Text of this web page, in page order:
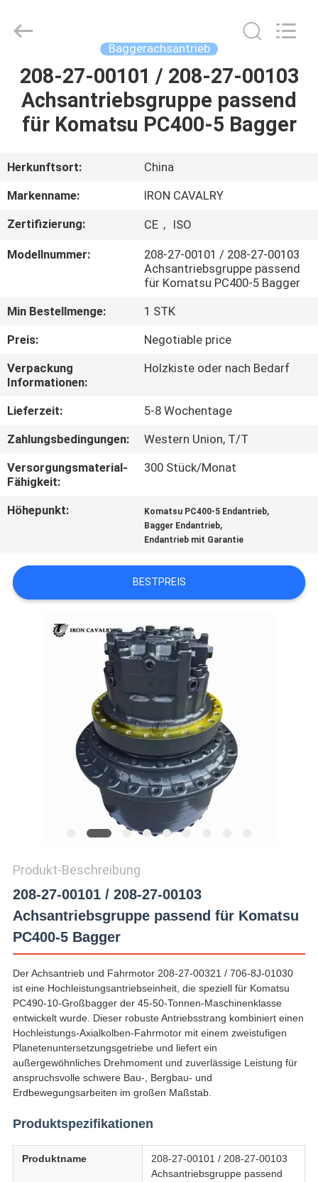
STARTSEITE
PRODUKTE
VIDEOS
SHOW
UNS
FABRIK
TOUR
QUALITÄTSKONTROLLE
KONTAKT
NACHRICHTEN
FÄLLE
REFERENZEN
DATENSCHUTZ-
BESTIMMUNGEN
Machinery
Reserved.
Baggerachsantrieb
208-27-00101 / 208-27-00103
Achsantriebsgruppe passend
für Komatsu PC400-5 Bagger
Herkunftsort:
China
Markenname:
IRON CAVALRY
Zertifizierung:
CE， ISO
Modellnummer:
208-27-00101 / 208-27-00103
Achsantriebsgruppe passend
für Komatsu PC400-5 Bagger
Min Bestellmenge:
1 STK
Preis:
Negotiable price
Verpackung
Informationen:
Holzkiste oder nach Bedarf
Lieferzeit:
5-8 Wochentage
Zahlungsbedingungen:
Western Union, T/T
Versorgungsmaterial-
Fähigkeit:
300 Stück/Monat
Höhepunkt: Komatsu PC400-5 Endantrieb,
Bagger Endantrieb,
Endantrieb mit Garantie
BESTPREIS
Produkt-Beschreibung
208-27-00101 / 208-27-00103
Achsantriebsgruppe passend für Komatsu
PC400-5 Bagger
Der Achsantrieb und Fahrmotor 208-27-00321 / 706-8J-01030
ist eine Hochleistungsantriebseinheit, die speziell für Komatsu
PC490-10-Großbagger der 45-50-Tonnen-Maschinenklasse
entwickelt wurde. Dieser robuste Antriebsstrang kombiniert einen
Hochleistungs-Axialkolben-Fahrmotor mit einem zweistufigen
Planetenuntersetzungsgetriebe und liefert ein
außergewöhnliches Drehmoment und zuverlässige Leistung für
anspruchsvolle schwere Bau-, Bergbau- und
Erdbewegungsarbeiten im großen Maßstab.
Produktspezifikationen
Produktname
208-27-00101 / 208-27-00103
Achsantriebsgruppe passend